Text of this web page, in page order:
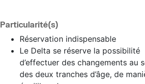
Particularité(s)
Réservation indispensable
Le Delta se réserve la possibilité
d’effectuer des changements au
des deux tranches d’âge, de